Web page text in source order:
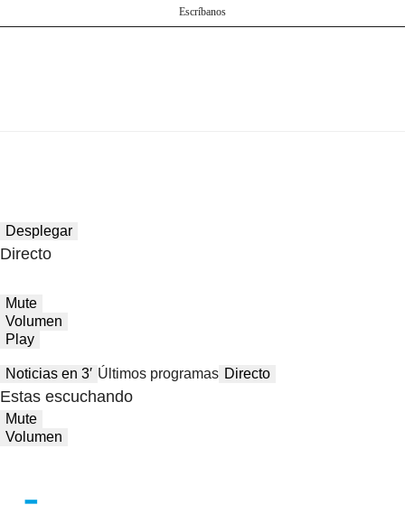
Escríbanos
Desplegar
Directo
Mute
Volumen
Play
Noticias en 3′ Últimos programas Directo
Estas escuchando
Mute
Volumen